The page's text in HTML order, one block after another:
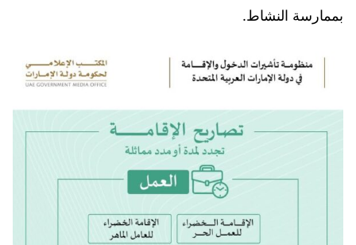
بممارسة النشاط.